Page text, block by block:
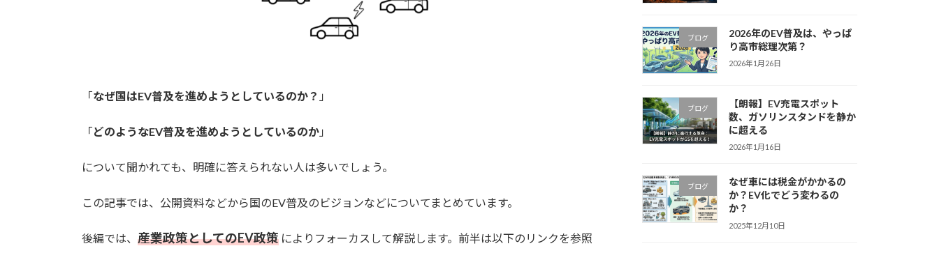
「なぜ国はEV普及を進めようとしているのか？ 」
「どのようなEV普及を進めようとしているのか 」
について聞かれても、明確に答えられない人は多いでしょう。
この記事では、公開資料などから国のEV普及のビジョンなどについてまとめています。
後編では、 産業政策としてのEV政策 によりフォーカスして解説します。前半は以下のリンクを参照
ブログ
2026年のEV普及は、やっぱ
り高市総理次第？
2026年1月26日
ブログ
【朗報】EV充電スポット
数、ガソリンスタンドを静か
に超える
2026年1月16日
ブログ
なぜ車には税金がかかるの
か？EV化でどう変わるの
か？
2025年12月10日